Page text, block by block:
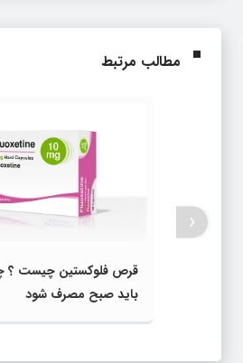
مطالب مرتبط
قرص فلوکستین چیست ؟
باید صبح مصرف شود
‹